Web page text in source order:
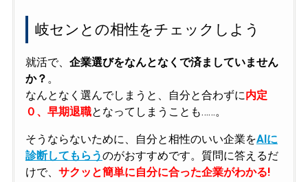
岐センとの相性をチェックしよう
就活で、 企業選びをなんとなくで済ましていません
か？ 。
なんとなく選んでしまうと、自分と合わずに内定
０、早期退職となってしまうことも……。
そうならないために、自分と相性のいい企業をAIに
診断してもらうのがおすすめです。質問に答えるだ
けで、 サクッと簡単に自分に合った企業がわかる!